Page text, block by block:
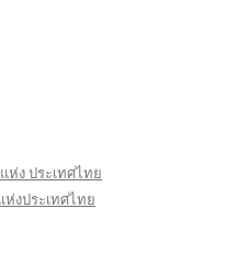
ห่ง ประเทศไทย
งประเทศไทย